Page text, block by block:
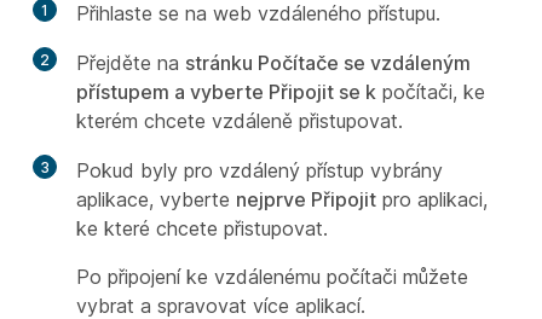
1 Přihlaste se na web vzdáleného přístupu.
2 Přejděte na stránku Počítače se vzdáleným
přístupem a vyberte Připojit se k počítači, ke
kterém chcete vzdáleně přistupovat.
3
Pokud byly pro vzdálený přístup vybrány
aplikace, vyberte nejprve Připojit pro aplikaci,
ke které chcete přistupovat.
Po připojení ke vzdálenému počítači můžete
vybrat a spravovat více aplikací.